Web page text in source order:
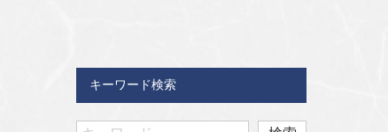
キーワード検索